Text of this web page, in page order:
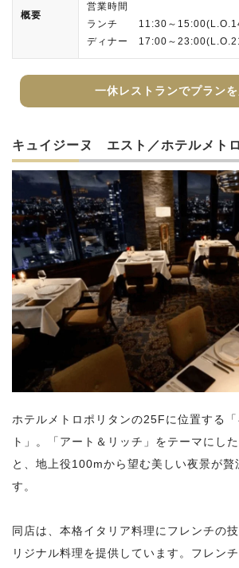
概要
営業時間
ランチ 11:30～
ディナー 17:00～
一休レストランでプラン
キュイジーヌ エスト／ホテルメト
ホテルメトロポリタンの25Fに位置する
ト」。「アート＆リッチ」をテーマにし
と、地上役100mから望む美しい夜景が贅
す。
同店は、本格イタリア料理にフレンチの
リジナル料理を提供しています。フレン